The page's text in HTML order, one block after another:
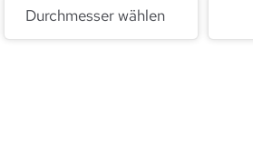
Durchmesser wählen